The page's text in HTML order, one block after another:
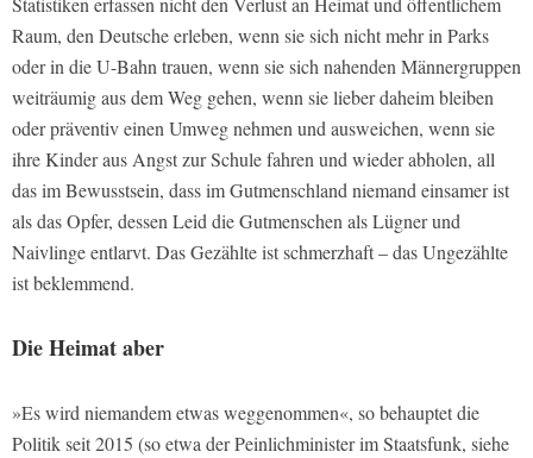
Raum, den Deutsche erleben, wenn sie sich nicht mehr in Parks
oder in die U-Bahn trauen, wenn sie sich nahenden Männergruppen
weiträumig aus dem Weg gehen, wenn sie lieber daheim bleiben
oder präventiv einen Umweg nehmen und ausweichen, wenn sie
ihre Kinder aus Angst zur Schule fahren und wieder abholen, all
das im Bewusstsein, dass im Gutmenschland niemand einsamer ist
als das Opfer, dessen Leid die Gutmenschen als Lügner und
Naivlinge entlarvt. Das Gezählte ist schmerzhaft – das Ungezählte
ist beklemmend.
Die Heimat aber
»Es wird niemandem etwas weggenommen«, so behauptet die
Politik seit 2015 (so etwa der Peinlichminister im Staatsfunk, siehe